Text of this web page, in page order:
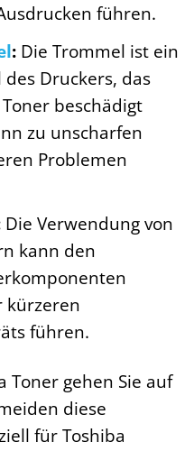
führen.
:Die Trommel ist ein
Druckers, das
beschädigt
zu unscharfen
Problemen
Die Verwendung von
kann den
kürzeren
führen.
Toner gehen Sie auf
diese
für Toshiba